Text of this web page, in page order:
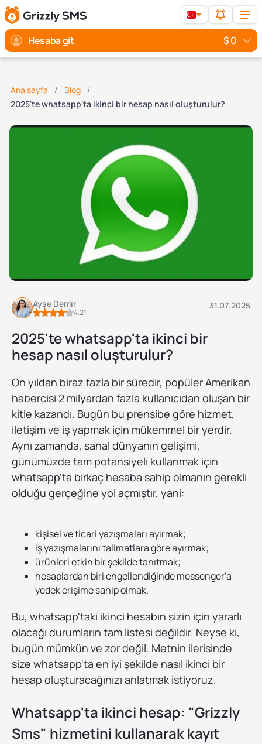
Hesaba git $ 0
Ana sayfa
Blog
2025'te whatsapp'ta ikinci bir hesap nasıl oluşturulur?
Ayşe Demir
4.21
31.07.2025
2025'te whatsapp'ta ikinci bir
hesap nasıl oluşturulur?
On yıldan biraz fazla bir süredir, popüler Amerikan
habercisi 2 milyardan fazla kullanıcıdan oluşan bir
kitle kazandı. Bugün bu prensibe göre hizmet,
iletişim ve iş yapmak için mükemmel bir yerdir.
Aynı zamanda, sanal dünyanın gelişimi,
günümüzde tam potansiyeli kullanmak için
whatsapp'ta birkaç hesaba sahip olmanın gerekli
olduğu gerçeğine yol açmıştır, yani:
kişisel ve ticari yazışmaları ayırmak;
iş yazışmalarını talimatlara göre ayırmak;
ürünleri etkin bir şekilde tanıtmak;
hesaplardan biri engellendiğinde messenger'a
yedek erişime sahip olmak.
Bu, whatsapp'taki ikinci hesabın sizin için yararlı
olacağı durumların tam listesi değildir. Neyse ki,
bugün mümkün ve zor değil. Metnin ilerisinde
size whatsapp'ta en iyi şekilde nasıl ikinci bir
hesap oluşturacağınızı anlatmak istiyoruz.
Whatsapp'ta ikinci hesap: "Grizzly
Sms" hizmetini kullanarak kayıt